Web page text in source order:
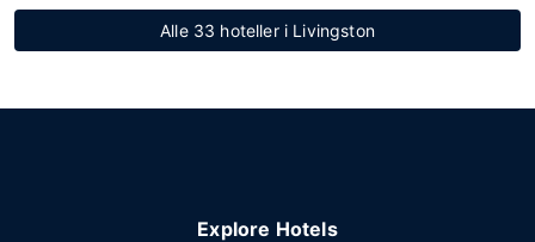
Alle 33 hoteller i Livingston
Explore Hotels